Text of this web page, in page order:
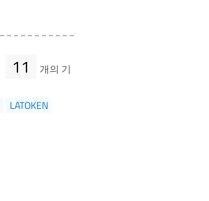
11
개의 기
LATOKEN